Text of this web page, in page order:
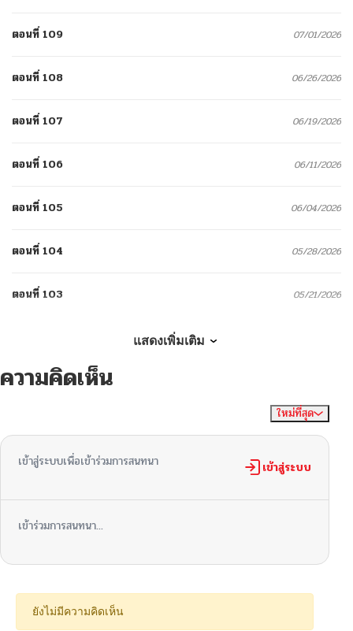
ตอนที่ 109 07/01/2026
ตอนที่ 108 06/26/2026
ตอนที่ 107 06/19/2026
ตอนที่ 106 06/11/2026
ตอนที่ 105 06/04/2026
ตอนที่ 104 05/28/2026
ตอนที่ 103 05/21/2026
ตอนที่ 101
05/01/2026
ตอนที่ 99 04/23/2026
04/09/2026
ตอนที่ 96 04/08/2026
แสดงเพิ่มเติม
ความคิดเห็น
ใหม่ที่สุด
เข้าสู่ระบบเพื่อเข้าร่วมการสนทนา เข้าสู่ระบบ
เข้าร่วมการสนทนา...
ยังไม่มีความคิดเห็น